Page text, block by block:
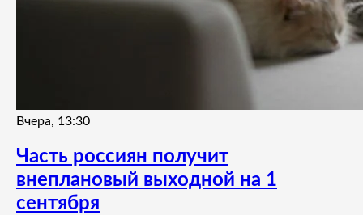
Вчера, 13:30
Часть россиян получит
внеплановый выходной на 1
сентября